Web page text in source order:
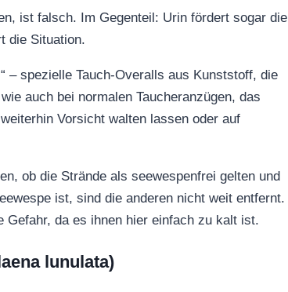
ist falsch. Im Gegenteil: Urin fördert sogar die
die Situation.
– spezielle Tauch-Overalls aus Kunststoff, die
auch bei normalen Taucheranzügen, das
Vorsicht walten lassen oder auf
ob die Strände als seewespenfrei gelten und
ist, sind die anderen nicht weit entfernt.
da es ihnen hier einfach zu kalt ist.
lunulata)